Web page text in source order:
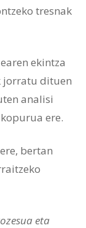
tresnak
ekintza
jorratu dituen
analisi
ere.
bertan
eta